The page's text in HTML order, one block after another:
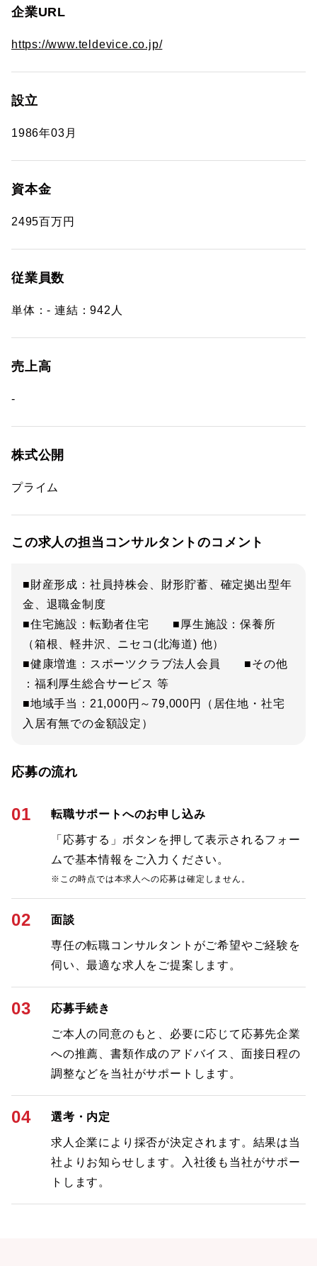
企業URL
https://www.teldevice.co.jp/
設立
1986年03月
資本金
2495百万円
従業員数
単体：- 連結：942人
売上高
-
株式公開
プライム
この求人の担当コンサルタントのコメント
■財産形成：社員持株会、財形貯蓄、確定拠出型年
金、退職金制度
■住宅施設：転勤者住宅 ■厚生施設：保養所
（箱根、軽井沢、ニセコ(北海道) 他）
■健康増進：スポーツクラブ法人会員 ■その他
：福利厚生総合サービス 等
■地域手当：21,000円～79,000円（居住地・社宅
入居有無での金額設定）
応募の流れ
01 転職サポートへのお申し込み
「応募する」ボタンを押して表示されるフォー
ムで基本情報をご入力ください。
※この時点では本求人への応募は確定しません。
02 面談
専任の転職コンサルタントがご希望やご経験を
伺い、最適な求人をご提案します。
03 応募手続き
ご本人の同意のもと、必要に応じて応募先企業
への推薦、書類作成のアドバイス、面接日程の
調整などを当社がサポートします。
04 選考・内定
求人企業により採否が決定されます。結果は当
社よりお知らせします。入社後も当社がサポー
トします。